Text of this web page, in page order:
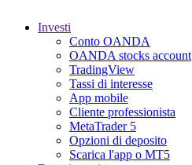
Investi
Conto OANDA
OANDA stocks account
TradingView
Tassi di interesse
App mobile
Cliente professionista
MetaTrader 5
Opzioni di deposito
Scarica l'app o MT5